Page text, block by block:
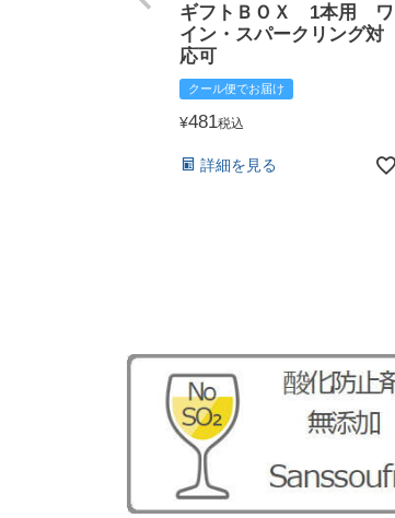
ギフトＢＯＸ 1本用 ワ
イン・スパークリング対
応可
クール便でお届け
¥481税込
詳細を見る